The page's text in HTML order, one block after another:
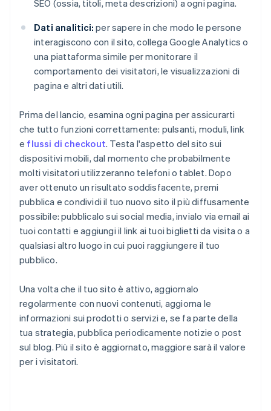
SEO (ossia, titoli, meta descrizioni) a ogni pagina.
Dati analitici: per sapere in che modo le persone
interagiscono con il sito, collega Google Analytics o
una piattaforma simile per monitorare il
comportamento dei visitatori, le visualizzazioni di
pagina e altri dati utili.
Prima del lancio, esamina ogni pagina per assicurarti
che tutto funzioni correttamente: pulsanti, moduli, link
e flussi di checkout. Testa l'aspetto del sito sui
dispositivi mobili, dal momento che probabilmente
molti visitatori utilizzeranno telefoni o tablet. Dopo
aver ottenuto un risultato soddisfacente, premi
pubblica e condividi il tuo nuovo sito il più diffusamente
possibile: pubblicalo sui social media, invialo via email ai
tuoi contatti e aggiungi il link ai tuoi biglietti da visita o a
qualsiasi altro luogo in cui puoi raggiungere il tuo
pubblico.
Una volta che il tuo sito è attivo, aggiornalo
regolarmente con nuovi contenuti, aggiorna le
informazioni sui prodotti o servizi e, se fa parte della
tua strategia, pubblica periodicamente notizie o post
sul blog. Più il sito è aggiornato, maggiore sarà il valore
per i visitatori.